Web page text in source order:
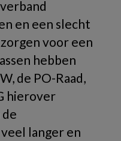
en een slecht
voor een
hebben
de PO-Raad,
hierover
langer en